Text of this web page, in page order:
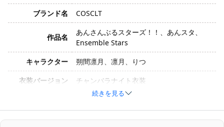
ブランド名
COSCLT
作品名
あんさんぶるスターズ！！、あんスタ、
Ensemble Stars
キャラクター
朔間凛月、凛月、りつ
衣装バージョン
チャンバラナイト衣装
S、M、L、XL、オーダーメイド
素材
コスプレ専用生地
続きを見る